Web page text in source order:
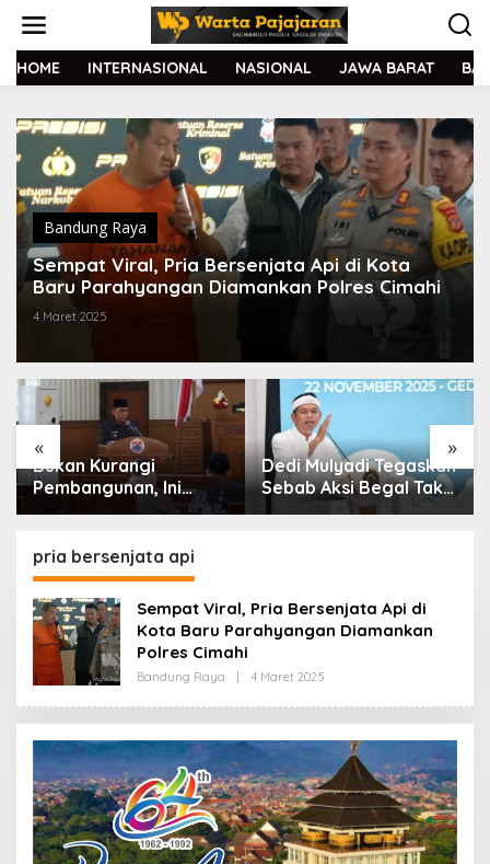
t
HOME INTERNASIONAL NASIONAL JAWA BARAT
Bandung Raya
Sempat Viral, Pria Bersenjata Api di Kota
Baru Parahyangan Diamankan Polres Cimahi
4 Maret 2025
« »
Bukan Kurangi
Pembangunan, Ini
Alasan Pemkot Cimahi
Belanja Daerah
Dedi Mulyadi Tegaskan
Sebab Aksi Begal Tak
Boleh Hanya Dikaitkan
pria bersenjata api
Sempat Viral, Pria Bersenjata Api di
Kota Baru Parahyangan Diamankan
Polres Cimahi
Bandung Raya 4 Maret 2025
E
H
R
D
A
I